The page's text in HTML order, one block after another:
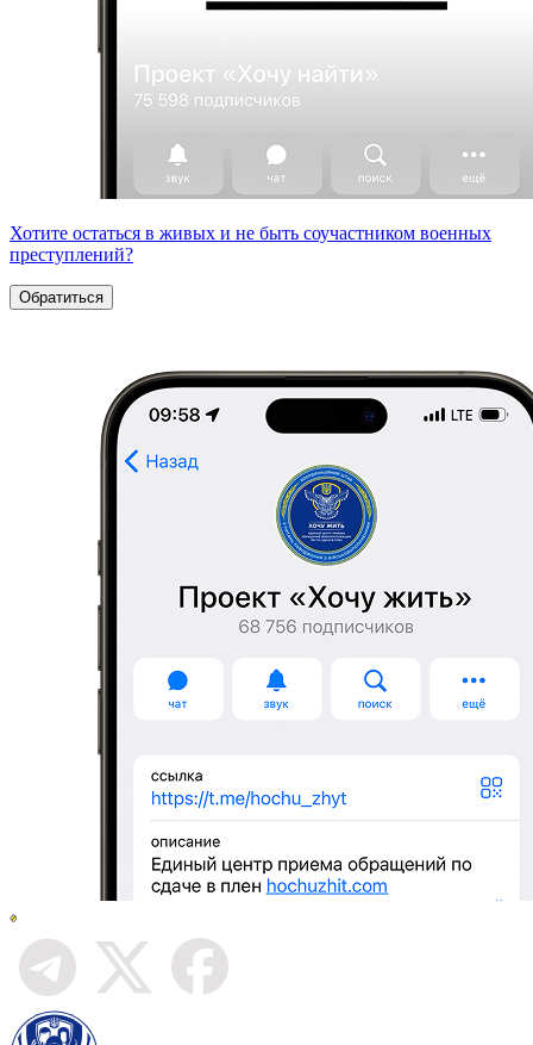
Хотите остаться в живых и не быть соучастником военных
преступлений?
Обратиться